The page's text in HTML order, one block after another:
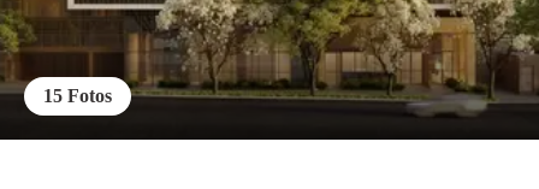
15 Fotos